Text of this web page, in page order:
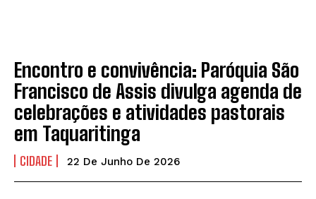
Encontro e convivência: Paróquia São
Francisco de Assis divulga agenda de
celebrações e atividades pastorais
em Taquaritinga
CIDADE 22 De Junho De 2026